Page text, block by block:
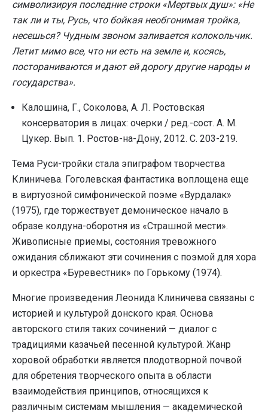
символизируя последние строки «Мертвых душ»: «Не
так ли и ты, Русь, что бойкая необгонимая тройка,
несешься? Чудным звоном заливается колокольчик.
Летит мимо все, что ни есть на земле и, косясь,
постораниваются и дают ей дорогу другие народы и
государства».
Калошина, Г., Соколова, А. Л. Ростовская
консерватория в лицах: очерки / ред.-сост. А. М.
Цукер. Вып. 1. Ростов-на-Дону, 2012. С. 203-219.
Тема Руси-тройки стала эпиграфом творчества
Клиничева. Гоголевская фантастика воплощена еще
в виртуозной симфонической поэме «Вурдалак»
(1975), где торжествует демоническое начало в
образе колдуна-оборотня из «Страшной мести».
Живописные приемы, состояния тревожного
ожидания сближают эти сочинения с поэмой для хора
и оркестра «Буревестник» по Горькому (1974).
Многие произведения Леонида Клиничева связаны с
историей и культурой донского края. Основа
авторского стиля таких сочинений — диалог с
традициями казачьей песенной культурой. Жанр
хоровой обработки является плодотворной почвой
для обретения творческого опыта в области
взаимодействия принципов, относящихся к
различным системам мышления — академической